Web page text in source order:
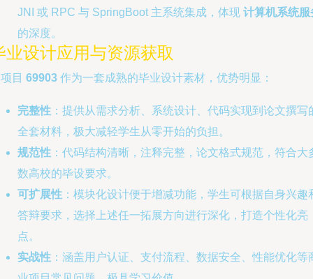
JNI 或 RPC 与 SpringBoot 主系统集成，体现 计算机系统服
的深度。
业设计应用与资源获取
目 69903 作为一套成熟的毕业设计素材，优势明显：
完整性 ：提供从需求分析、系统设计、代码实现到论文撰写
全套材料，极大减轻学生从零开始的负担。
规范性 ：代码结构清晰，注释完整，论文格式规范，符合大
数高校的毕设要求。
可扩展性 ：模块化设计便于增减功能，学生可根据自身兴趣
答辩要求，选择上述任一拓展方向进行深化，打造个性化亮
点。
实战性 ：涵盖用户认证、支付流程、数据安全、性能优化等